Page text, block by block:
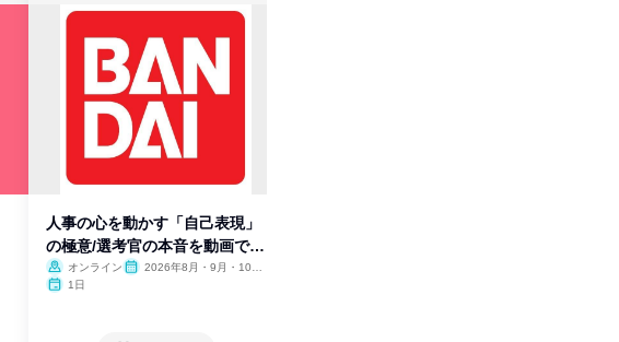
人事の心を動かす「自己表現」
の極意/選考官の本音を動画で公
開
オンライン
2026年8月・9月・10
1日